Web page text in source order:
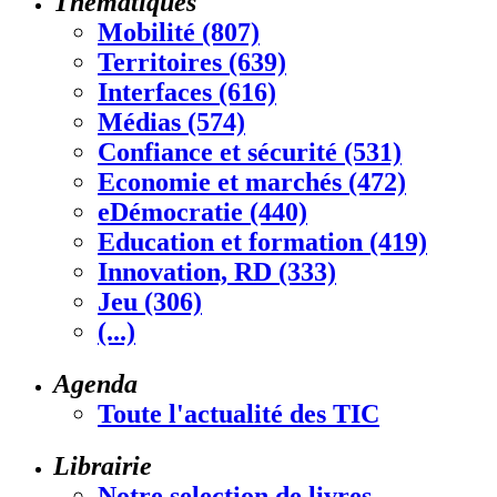
Mobilité (807)
Territoires (639)
Interfaces (616)
Médias (574)
Confiance et sécurité (531)
Economie et marchés (472)
eDémocratie (440)
Education et formation (419)
Innovation, RD (333)
Jeu (306)
(...)
Agenda
Toute l'actualité des TIC
Librairie